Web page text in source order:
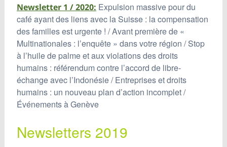
Newsletter 1 / 2020: Expulsion massive pour du
café ayant des liens avec la Suisse : la compensation
des familles est urgente ! / Avant première de «
Multinationales : l’enquête » dans votre région / Stop
à l’huile de palme et aux violations des droits
humains : référendum contre l’accord de libre-
échange avec l’Indonésie / Entreprises et droits
humains : un nouveau plan d’action incomplet /
Événements à Genève
Newsletters 2019